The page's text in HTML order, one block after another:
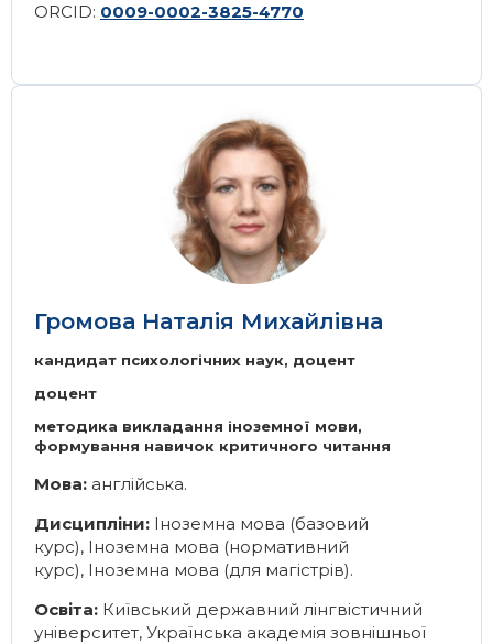
ORCID: 0009-0002-3825-4770
Громова Наталія Михайлівна
кандидат психологічних наук, доцент
доцент
методика викладання іноземної мови,
формування навичок критичного читання
Мова: англійська.
Дисципліни: Іноземна мова (базовий
курс), Іноземна мова (нормативний
курс), Іноземна мова (для магістрів).
Освіта: Київський державний лінгвістичний
університет, Українська академія зовнішньої